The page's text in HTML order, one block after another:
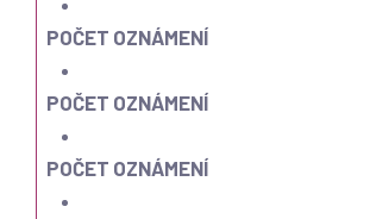
POČET OZNÁMENÍ
POČET OZNÁMENÍ
POČET OZNÁMENÍ